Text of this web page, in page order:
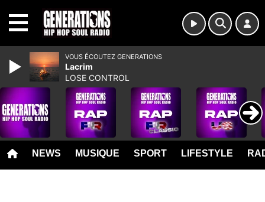
NEWS MUSIQUE SPORT LIFESTYLE
VOUS ÉCOUTEZ GENERATIONS
Lacrim
LOSE CONTROL